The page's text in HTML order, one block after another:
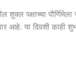
शुक्ल पक्षाच्या
आहे. या दिवशी काही